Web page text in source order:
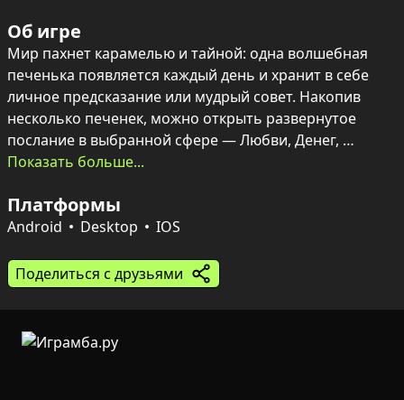
Об игре
Мир пахнет карамелью и тайной: одна волшебная
печенька появляется каждый день и хранит в себе
личное предсказание или мудрый совет. Накопив
несколько печенек, можно открыть развернутое
послание в выбранной сфере — Любви, Денег,
Карьеры или Дружбы — и следить за прогрессом в
Параллельно разворачивается спокойный, но
глубокий мердж-геймплей: объединяй печеньки
экземпляры и наращивать пассивный доход в
монетах. Ежедневные приключения дают награды и
коллекции карт добавляют социальный элемент:
улучшай общие здания, обменивайся подарками и
Показать больше...
Платформы
Android Desktop IOS
Поделиться с друзьями